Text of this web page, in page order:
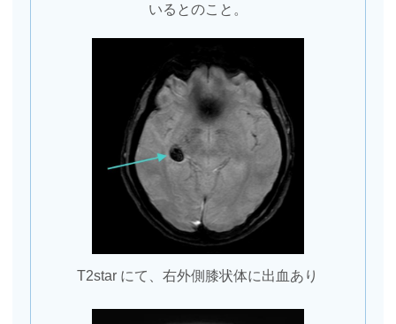
いるとのこと。
T2star にて、右外側膝状体に出血あり